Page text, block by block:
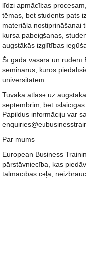
līdzi apmācības
tēmas, bet students pats
materiāla nostiprināšanai
kursa pabeigšanas,
augstākās izglītības
Šī gada vasarā un rudenī
seminārus, kuros
universitātēm.
Tuvākā atlase uz
septembrim, bet
Papildus informāciju var
Par mums
European Business
pārstāvniecība, kas
tālmācības ceļā,